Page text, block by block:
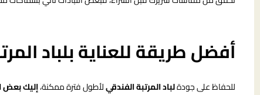
أفضل طريقة للعناية بلباد
للحفاظ على جودةلباد المرتبة الفندقيلأطول فترة ممكنة،إليك بعض